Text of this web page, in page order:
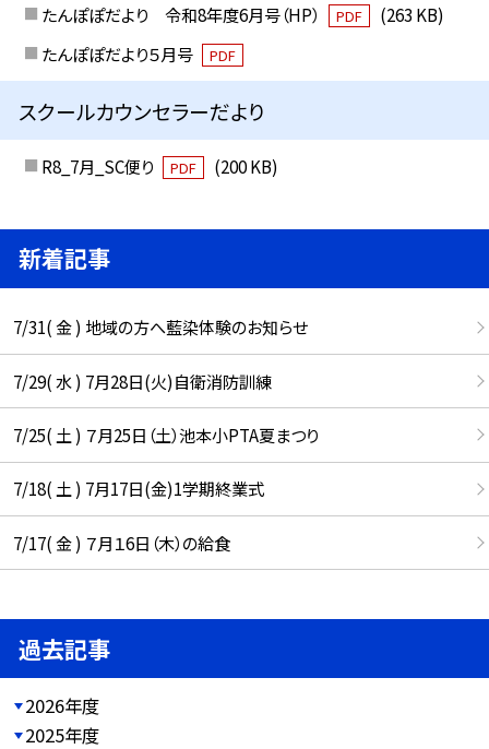
たんぽぽだより 令和8年度6月号（HP）
PDF
(263 KB)
たんぽぽだより５月号
PDF
スクールカウンセラーだより
R8_7月_SC便り PDF (200 KB)
新着記事
7/31( 金 ) 地域の方へ藍染体験のお知らせ
7/29( 水 ) 7月28日(火)自衛消防訓練
7/25( 土 ) ７月25日（土）池本小PTA夏まつり
7/18( 土 ) 7月17日(金)1学期終業式
7/17( 金 ) ７月１6日（木）の給食
過去記事
2026年度
2025年度